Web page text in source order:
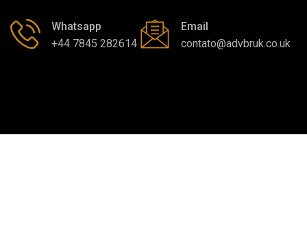
Whatsapp
+44 7845 282614
Email
contato@advbruk.co.uk